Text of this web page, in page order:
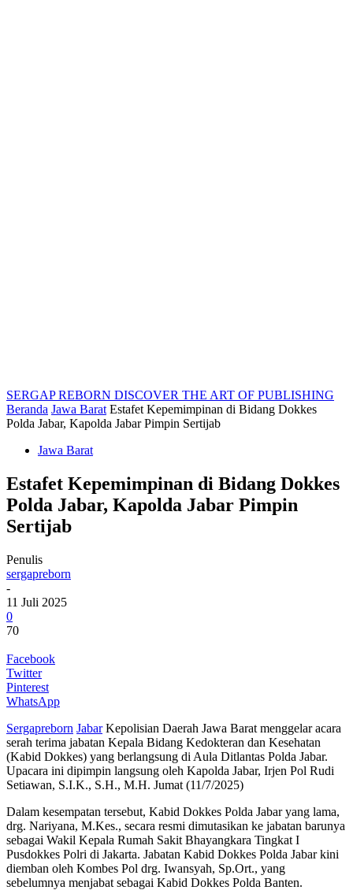
SERGAP REBORN DISCOVER THE ART OF PUBLISHING
Beranda Jawa Barat Estafet Kepemimpinan di Bidang Dokkes
Polda Jabar, Kapolda Jabar Pimpin Sertijab
Jawa Barat
Estafet Kepemimpinan di Bidang Dokkes
Polda Jabar, Kapolda Jabar Pimpin
Sertijab
Penulis
sergapreborn
-
11 Juli 2025
0
70
Facebook
Twitter
Pinterest
WhatsApp
Sergapreborn JabarKepolisian Daerah Jawa Barat menggelar acara
serah terima jabatan Kepala Bidang Kedokteran dan Kesehatan
(Kabid Dokkes) yang berlangsung di Aula Ditlantas Polda Jabar.
Upacara ini dipimpin langsung oleh Kapolda Jabar, Irjen Pol Rudi
Setiawan, S.I.K., S.H., M.H. Jumat (11/7/2025)
Dalam kesempatan tersebut, Kabid Dokkes Polda Jabar yang lama,
drg. Nariyana, M.Kes., secara resmi dimutasikan ke jabatan barunya
sebagai Wakil Kepala Rumah Sakit Bhayangkara Tingkat I
Pusdokkes Polri di Jakarta. Jabatan Kabid Dokkes Polda Jabar kini
diemban oleh Kombes Pol drg. Iwansyah, Sp.Ort., yang
sebelumnya menjabat sebagai Kabid Dokkes Polda Banten.